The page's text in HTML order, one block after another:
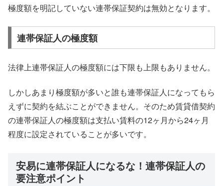
極度額を明記していない連帯保証契約は無効となります。
連帯保証人の極度額
法律上連帯保証人の極度額には下限も上限もありません。
しかしあまり極度額が多いと誰も連帯保証人になってもら
えずに契約を結ぶことができません。そのため賃貸借契約
の連帯保証人の極度額は支払い賃料の12ヶ月から24ヶ月
程度に設定されていることが多いです。
安易に連帯保証人になるな！連帯保証人の
要注意ポイント